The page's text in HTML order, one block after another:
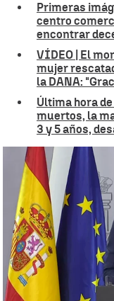
Primeras
centro
encontrar
VÍDEO | El
mujer
la DANA:
Última hora
muertos, la
3 y 5 años,
Pedro Sánchez
Ángela
Publicado: